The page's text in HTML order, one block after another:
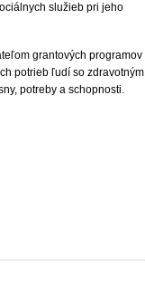
služieb pri jeho
grantových programov
potrieb ľudí so zdravotným
potreby a schopnosti.